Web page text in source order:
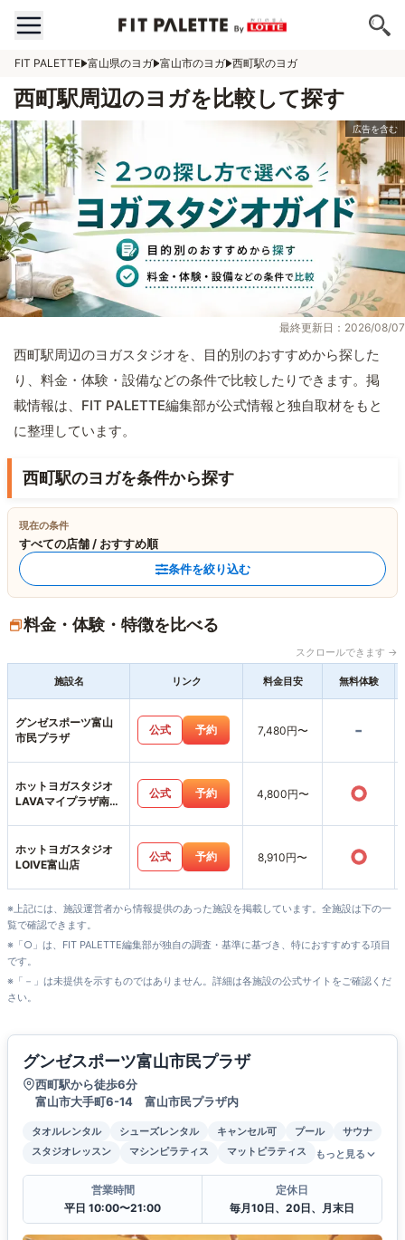
FIT PALETTE 富山県のヨガ 富山市のヨガ 西町駅のヨガ
西町駅周辺のヨガを比較して探す
最終更新日：2026/08/07
西町駅周辺のヨガスタジオを、目的別のおすすめから探した
り、料金・体験・設備などの条件で比較したりできます。掲
載情報は、FIT PALETTE編集部が公式情報と独自取材をもと
に整理しています。
西町駅のヨガを条件から探す
現在の条件
すべての店舗 / おすすめ順
条件を絞り込む
料金・体験・特徴を比べる
スクロールできます →
施設名 リンク 料金目安 無料体験
グンゼスポーツ富山
市民プラザ
公式 予約 7,480円〜 -
ホットヨガスタジオ
LAVAマイプラザ南富
公式 予約 4,800円〜 ○
ホットヨガスタジオ
LOIVE富山店
公式 予約 8,910円〜 ○
※上記には、施設運営者から情報提供のあった施設を掲載しています。全施設は下の一
覧で確認できます。
※「○」は、FIT PALETTE編集部が独自の調査・基準に基づき、特におすすめする項目
です。
※「－」は未提供を示すものではありません。詳細は各施設の公式サイトをご確認くだ
さい。
グンゼスポーツ富山市民プラザ
西町駅から徒歩6分
富山市大手町6-14 富山市民プラザ内
タオルレンタル シューズレンタル キャンセル可 プール
サウナ
スタジオレッスン
マシンピラティス マットピラティス もっと見る
営業時間
平日 10:00〜21:00
定休日
毎月10日、20日、月末日